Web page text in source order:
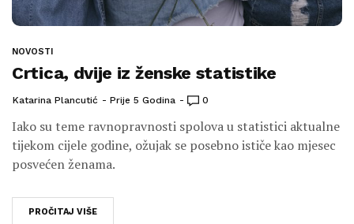
NOVOSTI
Crtica, dvije iz ženske statistike
Katarina Plancutić Prije 5 Godina 0
Iako su teme ravnopravnosti spolova u statistici aktualne
tijekom cijele godine, ožujak se posebno ističe kao mjesec
posvećen ženama.
PROČITAJ VIŠE